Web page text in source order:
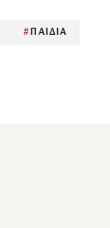
# ΠΑΙΔΙΑ